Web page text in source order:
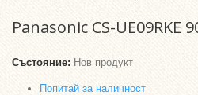
Panasonic CS-UE09RKE
Състояние: Нов продукт
Попитай за наличност